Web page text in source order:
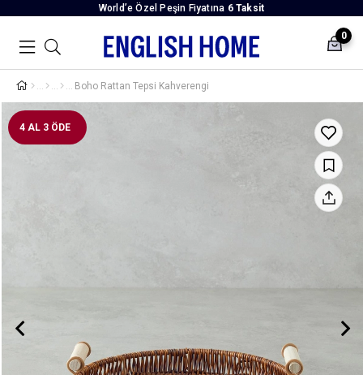
World’e Özel Peşin Fiyatına 6 Taksit
0
Boho Rattan Tepsi Kahverengi
4 AL 3 ÖDE